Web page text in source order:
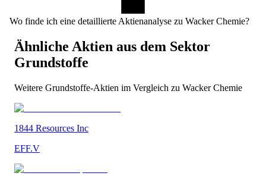
Wo finde ich eine detaillierte Aktienanalyse zu Wacker Chemie?
Ähnliche Aktien aus dem Sektor
Grundstoffe
Weitere Grundstoffe-Aktien im Vergleich zu Wacker Chemie
1844 Resources Inc
EFF.V